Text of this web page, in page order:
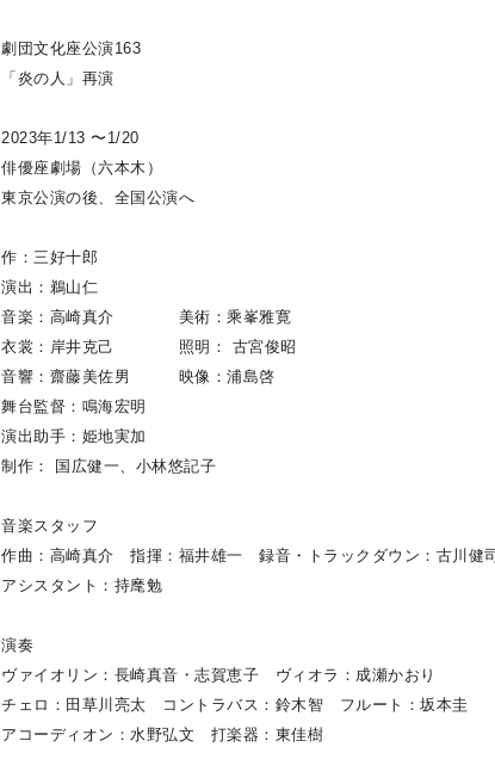
劇団文化座公演163
「炎の人」再演
2023年1/13 〜1/20
俳優座劇場（六本木）
東京公演の後、全国公演へ
作：三好十郎
演出：鵜山仁
音楽：高崎真介 美術：乘峯雅寛
衣裳：岸井克己 照明： 古宮俊昭
音響：齋藤美佐男 映像：浦島啓
舞台監督：鳴海宏明
演出助手：姫地実加
制作： 国広健一、小林悠記子
音楽スタッフ
作曲：高崎真介 指揮：福井雄一 録音・トラックダウン：古川健
アシスタント：持麾勉
演奏
ヴァイオリン：長崎真音・志賀恵子 ヴィオラ：成瀬かおり
チェロ：田草川亮太 コントラバス：鈴木智 フルート：坂本圭
アコーディオン：水野弘文 打楽器：東佳樹